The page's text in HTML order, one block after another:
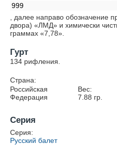
999
, далее направо обозначение
двора) «ЛМД» и химически
граммах «7,78».
Гурт
134 рифления.
Страна:
Российская
Федерация
Вес:
7.88 гр.
Серия
Серия:
Русский балет